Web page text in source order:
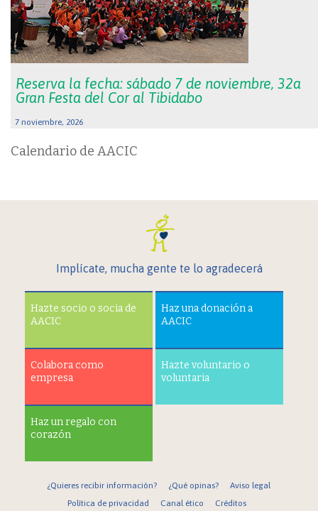
Reserva la fecha: sábado 7 de noviembre, 32a
Gran Festa del Cor al Tibidabo
7 noviembre, 2026
Calendario de AACIC
Implícate, mucha gente te lo agradecerá
Hazte socio o socia de
AACIC
Haz una donación a
AACIC
Colabora como
empresa
Hazte voluntario o
voluntaria
Haz un regalo con
corazón
¿Quieres recibir información? ¿Qué opinas?
Aviso legal
Política de privacidad
Canal ético Créditos